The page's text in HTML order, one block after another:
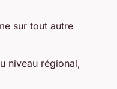
sur tout autre
niveau régional,